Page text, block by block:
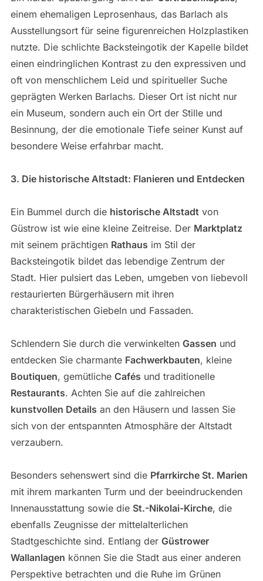
einem ehemaligen Leprosenhaus, das Barlach als
Ausstellungsort für seine figurenreichen Holzplastiken
nutzte. Die schlichte Backsteingotik der Kapelle bildet
einen eindringlichen Kontrast zu den expressiven und
oft von menschlichem Leid und spiritueller Suche
geprägten Werken Barlachs. Dieser Ort ist nicht nur
ein Museum, sondern auch ein Ort der Stille und
Besinnung, der die emotionale Tiefe seiner Kunst auf
besondere Weise erfahrbar macht.
3. Die historische Altstadt: Flanieren und Entdecken
Ein Bummel durch die historische Altstadtvon
Güstrow ist wie eine kleine Zeitreise. Der Marktplatz
mit seinem prächtigen Rathaus im Stil der
Backsteingotik bildet das lebendige Zentrum der
Stadt. Hier pulsiert das Leben, umgeben von liebevoll
restaurierten Bürgerhäusern mit ihren
charakteristischen Giebeln und Fassaden.
Schlendern Sie durch die verwinkelten Gassen und
entdecken Sie charmante Fachwerkbauten, kleine
Boutiquen, gemütliche Cafés und traditionelle
Restaurants. Achten Sie auf die zahlreichen
kunstvollen Details an den Häusern und lassen Sie
sich von der entspannten Atmosphäre der Altstadt
verzaubern.
Besonders sehenswert sind die Pfarrkirche St. Marien
mit ihrem markanten Turm und der beeindruckenden
Innenausstattung sowie die St.-Nikolai-Kirche, die
ebenfalls Zeugnisse der mittelalterlichen
Stadtgeschichte sind. Entlang der Güstrower
Wallanlagen können Sie die Stadt aus einer anderen
Perspektive betrachten und die Ruhe im Grünen